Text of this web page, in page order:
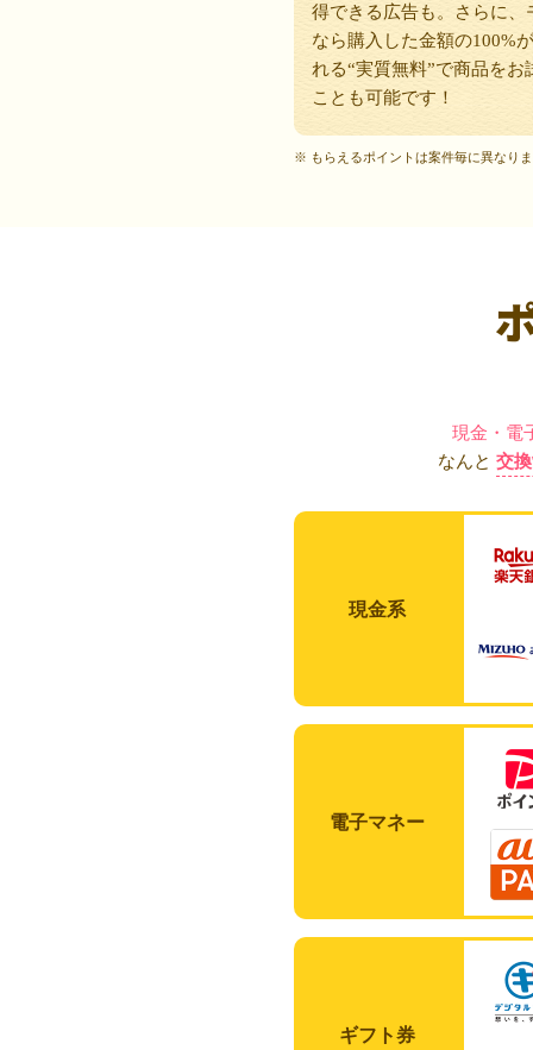
得できる広告も。さらに、
なら購入した金額の100%
れる“実質無料”で商品をお
ことも可能です！
※ もらえるポイントは案件毎に異なり
現金・電
なんと 交
現金系
電子マネー
ギフト券